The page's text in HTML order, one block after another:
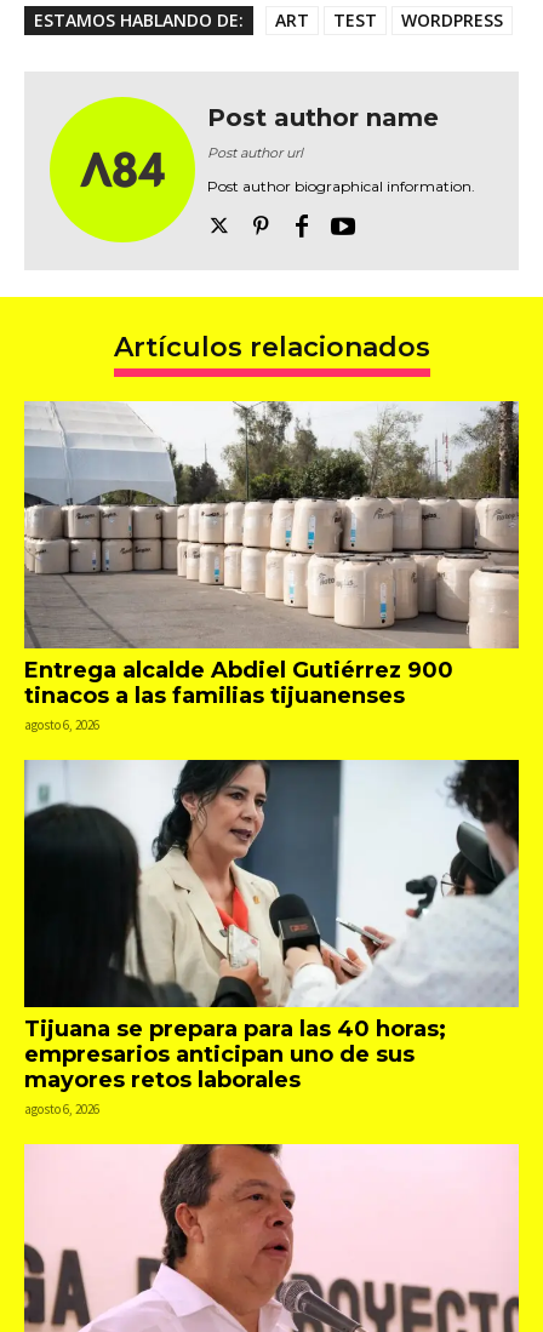
ESTAMOS HABLANDO DE: ART TEST WORDPRESS
Post author name
Post author url
Post author biographical information.
Artículos relacionados
Entrega alcalde Abdiel Gutiérrez 900
tinacos a las familias tijuanenses
agosto 6, 2026
Tijuana se prepara para las 40 horas;
empresarios anticipan uno de sus
mayores retos laborales
agosto 6, 2026